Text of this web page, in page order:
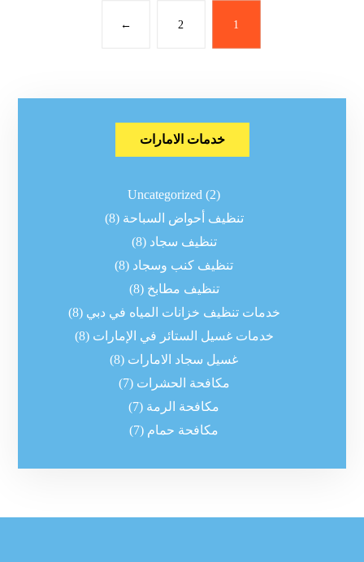
1
2
←
خدمات الامارات
Uncategorized (2)
تنظيف أحواض السباحة (8)
تنظيف سجاد (8)
تنظيف كنب وسجاد (8)
تنظيف مطابخ (8)
خدمات تنظيف خزانات المياه في دبي (8)
خدمات غسيل الستائر في الإمارات (8)
غسيل سجاد الامارات (8)
مكافحة الحشرات (7)
مكافحة الرمة (7)
مكافحة حمام (7)